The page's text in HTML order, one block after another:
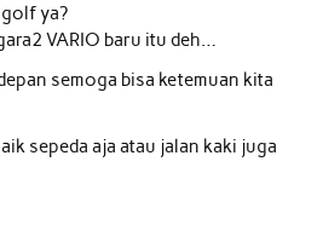
ya?
VARIO baru itu deh…
semoga bisa ketemuan kita
sepeda aja atau jalan kaki juga